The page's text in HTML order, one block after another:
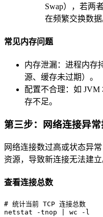
Swap），若两
在频繁交换数据
常见内存问题
内存泄漏：进程内存
源、缓存未过期）。
配置不合理：如
存不足。
第三步：网络连接异
网络连接数过高或状态异
资源，导致新连接无法建立
查看连接总数
# 统计当前 TCP 连接总数
netstat -tnop | wc -l